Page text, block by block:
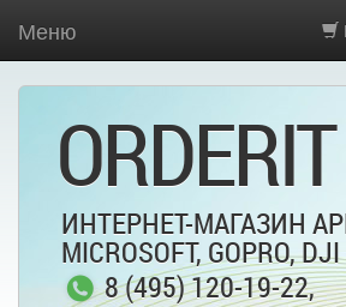
Меню
ORDERIT
ИНТЕРНЕТ-МАГАЗИН
MICROSOFT, GOPRO, DJI
8 (495) 120-19-22,